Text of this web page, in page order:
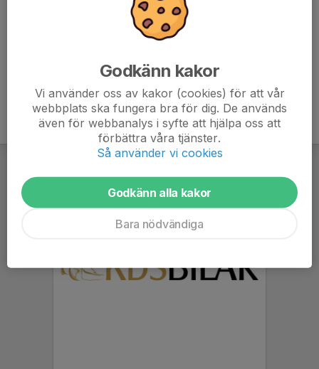
Godkänn kakor
Vi använder oss av kakor (cookies) för att vår
webbplats ska fungera bra för dig. De används
även för webbanalys i syfte att hjälpa oss att
förbättra våra tjänster.
Så använder vi cookies
Godkänn alla kakor
Bara nödvändiga